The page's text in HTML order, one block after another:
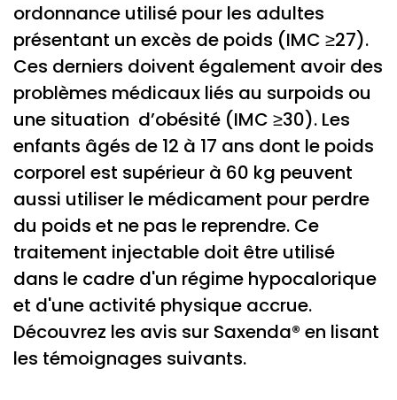
ordonnance utilisé pour les adultes
présentant un excès de poids (IMC ≥27).
Ces derniers doivent également avoir des
problèmes médicaux liés au surpoids ou
une situation d’obésité (IMC ≥30). Les
enfants âgés de 12 à 17 ans dont le poids
corporel est supérieur à 60 kg peuvent
aussi utiliser le médicament pour perdre
du poids et ne pas le reprendre. Ce
traitement injectable doit être utilisé
dans le cadre d'un régime hypocalorique
et d'une activité physique accrue.
Découvrez les avis sur Saxenda® en lisant
les témoignages suivants.